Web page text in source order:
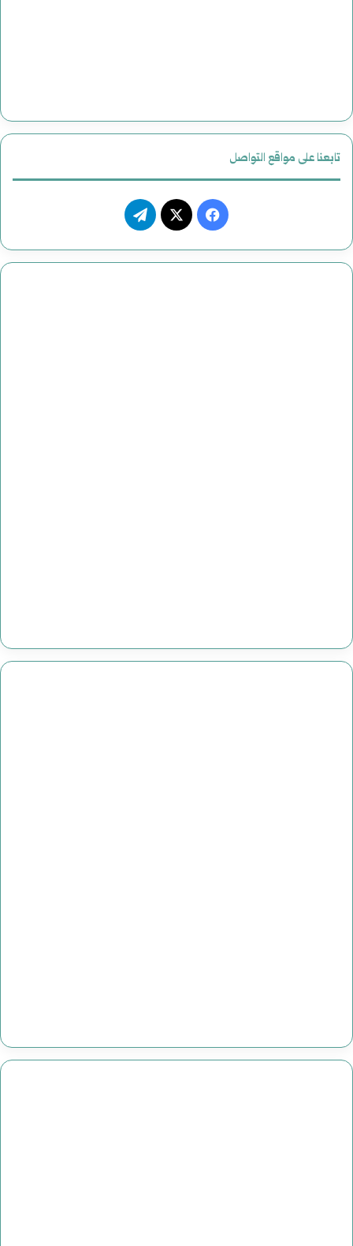
تابعنا على مواقع التواصل
فيسبوك
‫X تيلقرام